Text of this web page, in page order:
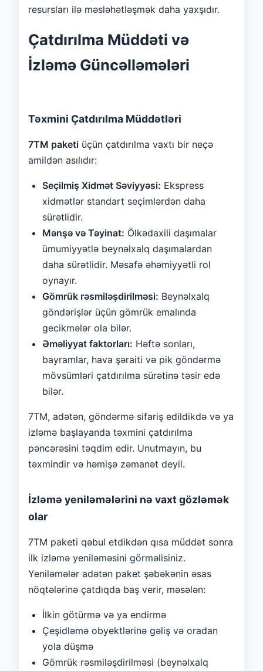
resursları ilə məsləhətləşmək daha yaxşıdır.
Çatdırılma Müddəti və
İzləmə Güncəlləmələri
Təxmini Çatdırılma Müddətləri
7TM paketi üçün çatdırılma vaxtı bir neçə
amildən asılıdır:
Seçilmiş Xidmət Səviyyəsi: Ekspress
xidmətlər standart seçimlərdən daha
sürətlidir.
Mənşə və Təyinat: Ölkədaxili daşımalar
ümumiyyətlə beynəlxalq daşımalardan
daha sürətlidir. Məsafə əhəmiyyətli rol
oynayır.
Gömrük rəsmiləşdirilməsi: Beynəlxalq
göndərişlər üçün gömrük emalında
gecikmələr ola bilər.
Əməliyyat faktorları: Həftə sonları,
bayramlar, hava şəraiti və pik göndərmə
mövsümləri çatdırılma sürətinə təsir edə
bilər.
7TM, adətən, göndərmə sifariş edildikdə və ya
izləmə başlayanda təxmini çatdırılma
pəncərəsini təqdim edir. Unutmayın, bu
təxmindir və həmişə zəmanət deyil.
İzləmə yeniləmələrini nə vaxt gözləmək
olar
7TM paketi qəbul etdikdən qısa müddət sonra
ilk izləmə yeniləməsini görməlisiniz.
Yeniləmələr adətən paket şəbəkənin əsas
nöqtələrinə çatdıqda baş verir, məsələn:
İlkin götürmə və ya endirmə
Çeşidləmə obyektlərinə gəliş və oradan
yola düşmə
Gömrük rəsmiləşdirilməsi (beynəlxalq